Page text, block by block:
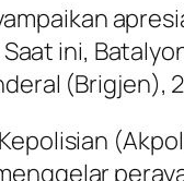
ini,
(Brigjen),